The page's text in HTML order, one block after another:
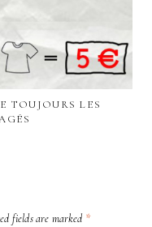
TOUJOURS LES
fields are marked *